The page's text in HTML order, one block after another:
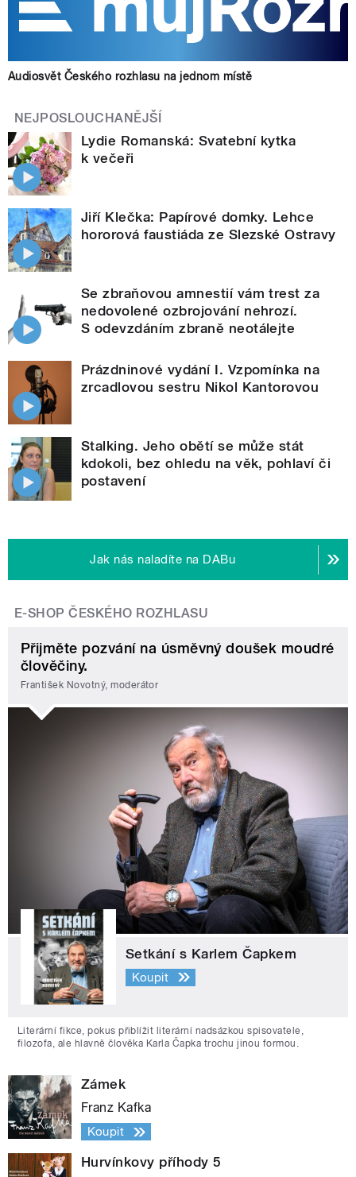
Audiosvět Českého rozhlasu na jednom místě
NEJPOSLOUCHANĚJŠÍ
Lydie Romanská: Svatební kytka
k večeři
Jiří Klečka: Papírové domky. Lehce
hororová faustiáda ze Slezské Ostravy
Se zbraňovou amnestií vám trest za
nedovolené ozbrojování nehrozí.
S odevzdáním zbraně neotálejte
Prázdninové vydání I. Vzpomínka na
zrcadlovou sestru Nikol Kantorovou
Stalking. Jeho obětí se může stát
kdokoli, bez ohledu na věk, pohlaví či
postavení
Jak nás naladíte na DABu
E-SHOP ČESKÉHO ROZHLASU
Přijměte pozvání na úsměvný doušek moudré
člověčiny.
František Novotný, moderátor
Setkání s Karlem Čapkem
Koupit
Literární fikce, pokus přiblížit literární nadsázkou spisovatele,
filozofa, ale hlavně člověka Karla Čapka trochu jinou formou.
Zámek
Franz Kafka
Koupit
Hurvínkovy příhody 5